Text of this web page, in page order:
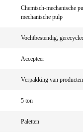
Chemisch-mechanische
mechanische pulp
Vochtbestendig,
Accepteer
Verpakking van producten
5 ton
Paletten